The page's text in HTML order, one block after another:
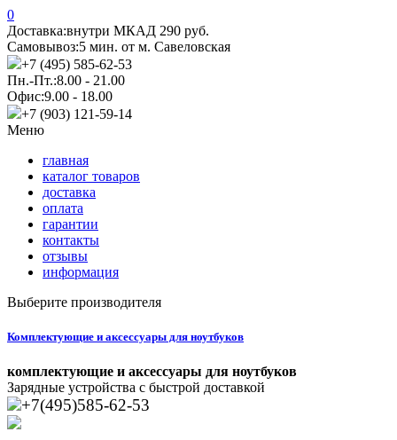
0
Доставка:внутри МКАД 290 руб.
Самовывоз:5 мин. от м. Савеловская
+7 (495) 585-62-53
Пн.-Пт.:8.00 - 21.00
Офис:9.00 - 18.00
+7 (903) 121-59-14
Меню
главная
каталог товаров
доставка
оплата
гарантии
контакты
отзывы
информация
Выберите производителя
Комплектующие и аксессуары для ноутбуков
комплектующие и аксессуары для ноутбуков
Зарядные устройства с быстрой доставкой
+7(495)585-62-53